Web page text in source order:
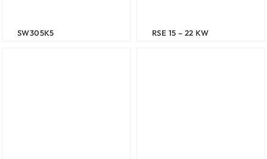
SW305K5 RSE 15 – 22 KW